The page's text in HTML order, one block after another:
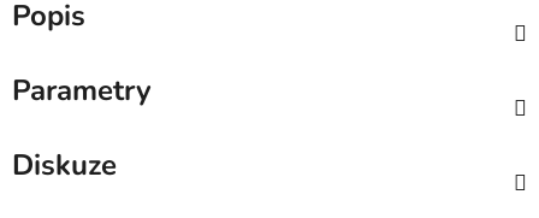
Popis
Parametry
Diskuze